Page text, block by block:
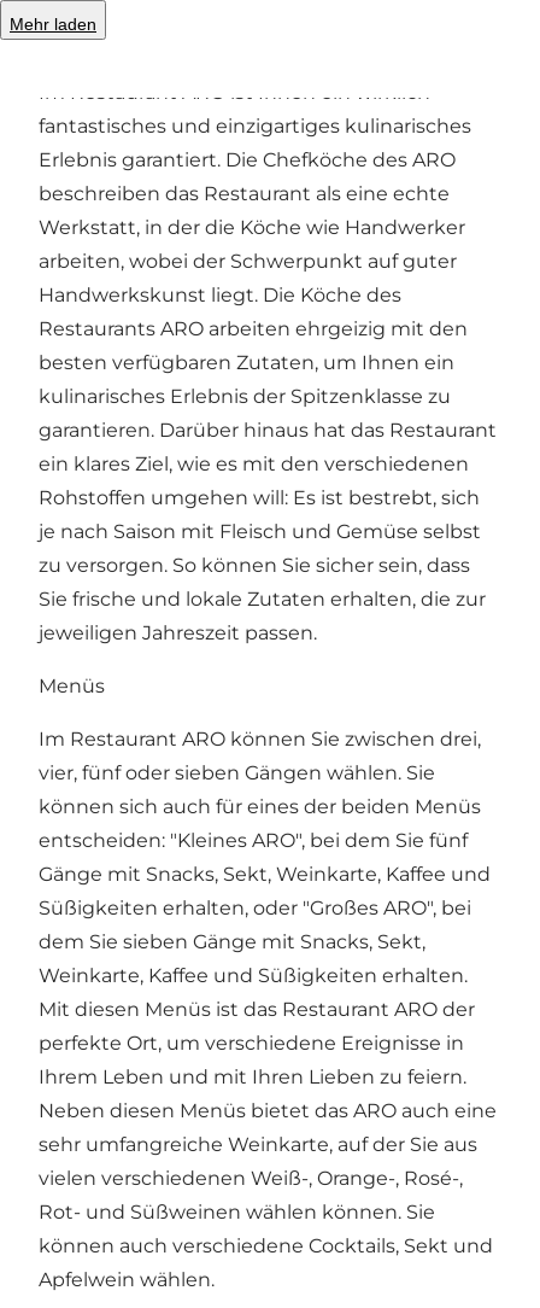
Mehr laden
Das Restaurant
Im Restaurant ARO ist Ihnen ein wirklich
fantastisches und einzigartiges kulinarisches
Erlebnis garantiert. Die Chefköche des ARO
beschreiben das Restaurant als eine echte
Werkstatt, in der die Köche wie Handwerker
arbeiten, wobei der Schwerpunkt auf guter
Handwerkskunst liegt. Die Köche des
Restaurants ARO arbeiten ehrgeizig mit den
besten verfügbaren Zutaten, um Ihnen ein
kulinarisches Erlebnis der Spitzenklasse zu
garantieren. Darüber hinaus hat das Restaurant
ein klares Ziel, wie es mit den verschiedenen
Rohstoffen umgehen will: Es ist bestrebt, sich
je nach Saison mit Fleisch und Gemüse selbst
zu versorgen. So können Sie sicher sein, dass
Sie frische und lokale Zutaten erhalten, die zur
jeweiligen Jahreszeit passen.
Menüs
Im Restaurant ARO können Sie zwischen drei,
vier, fünf oder sieben Gängen wählen. Sie
können sich auch für eines der beiden Menüs
entscheiden: "Kleines ARO", bei dem Sie fünf
Gänge mit Snacks, Sekt, Weinkarte, Kaffee und
Süßigkeiten erhalten, oder "Großes ARO", bei
dem Sie sieben Gänge mit Snacks, Sekt,
Weinkarte, Kaffee und Süßigkeiten erhalten.
Mit diesen Menüs ist das Restaurant ARO der
perfekte Ort, um verschiedene Ereignisse in
Ihrem Leben und mit Ihren Lieben zu feiern.
Neben diesen Menüs bietet das ARO auch eine
sehr umfangreiche Weinkarte, auf der Sie aus
vielen verschiedenen Weiß-, Orange-, Rosé-,
Rot- und Süßweinen wählen können. Sie
können auch verschiedene Cocktails, Sekt und
Apfelwein wählen.